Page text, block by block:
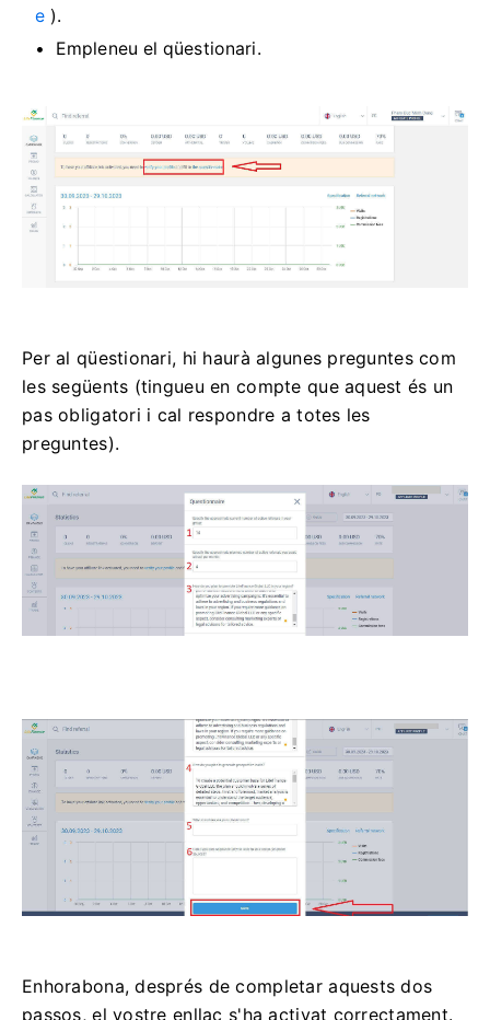
e ).
Empleneu el qüestionari.
Per al qüestionari, hi haurà algunes preguntes com
les següents (tingueu en compte que aquest és un
pas obligatori i cal respondre a totes les
preguntes).
Enhorabona, després de completar aquests dos
passos, el vostre enllaç s'ha activat correctament.